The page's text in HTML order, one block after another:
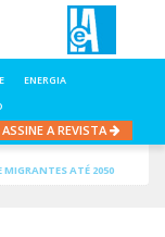
ENERGIA
ASSINE A REVISTA
MIGRANTES ATÉ 2050